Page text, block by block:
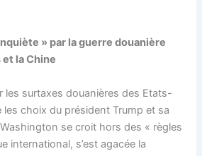
» par la guerre douanière
la Chine
les surtaxes douanières des Etats-
les choix du président Trump et sa
se croit hors des « règles
international, s’est agacée la